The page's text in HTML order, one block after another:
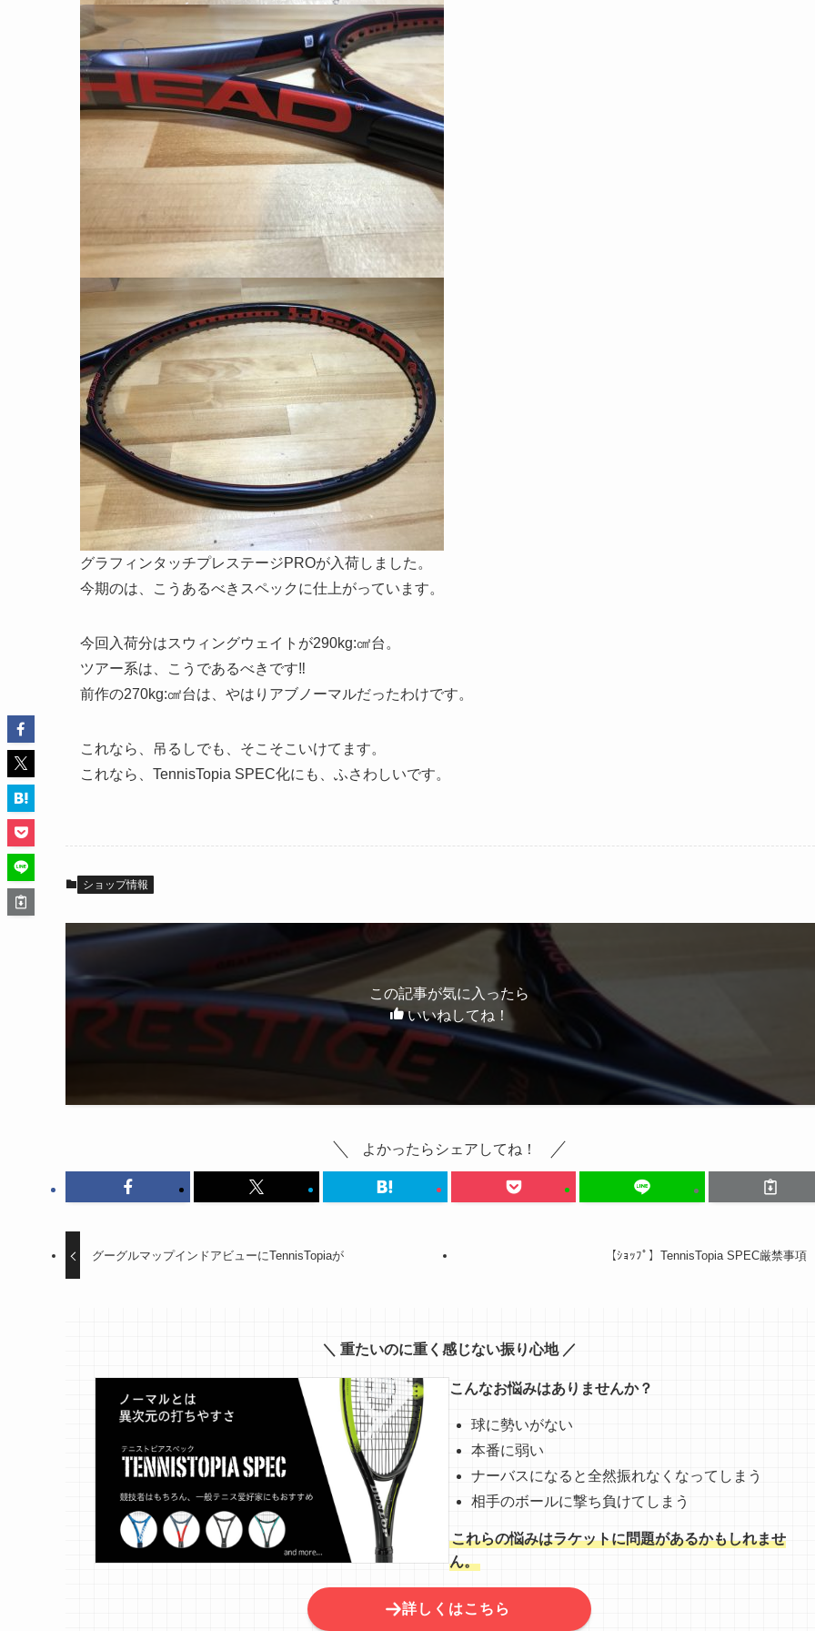
グラフィンタッチプレステージPROが入荷しました。
今期のは、こうあるべきスペックに仕上がっています。
今回入荷分はスウィングウェイトが290kg:㎠台。
ツアー系は、こうであるべきです‼︎
前作の270kg:㎠台は、やはりアブノーマルだったわけです。
これなら、吊るしでも、そこそこいけてます。
これなら、TennisTopia SPEC化にも、ふさわしいです。
ショップ情報
この記事が気に入ったら
いいねしてね！
よかったらシェアしてね！
グーグルマップインドアビューにTennisTopiaが 【ｼｮｯﾌﾟ】TennisTopia SPEC厳禁事項
＼ 重たいのに重く感じない振り心地 ／
こんなお悩みはありませんか？
球に勢いがない
本番に弱い
ナーバスになると全然振れなくなってしまう
相手のボールに撃ち負けてしまう
これらの悩みはラケットに問題があるかもしれませ
ん。
詳しくはこちら